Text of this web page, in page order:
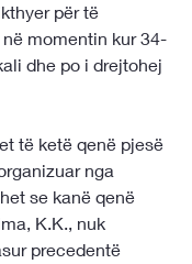
për të
momentin kur 34-
dhe po i drejtohej
të ketë qenë pjesë
nga
se kanë qenë
K.K., nuk
precedentë